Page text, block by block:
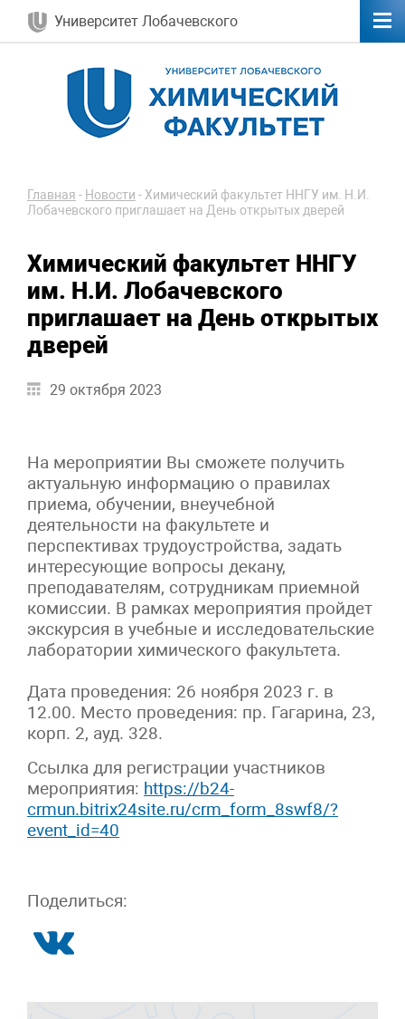
Университет Лобачевского
Главная - Новости - Химический факультет ННГУ им. Н.И.
Лобачевского приглашает на День открытых дверей
Химический факультет ННГУ
им. Н.И. Лобачевского
приглашает на День открытых
дверей
29 октября 2023
На мероприятии Вы сможете получить
актуальную информацию о правилах
приема, обучении, внеучебной
деятельности на факультете и
перспективах трудоустройства, задать
интересующие вопросы декану,
преподавателям, сотрудникам приемной
комиссии. В рамках мероприятия пройдет
экскурсия в учебные и исследовательские
лаборатории химического факультета.
Дата проведения: 26 ноября 2023 г. в
12.00. Место проведения: пр. Гагарина, 23,
корп. 2, ауд. 328.
Ссылка для регистрации участников
мероприятия: https://b24-
crmun.bitrix24site.ru/crm_form_8swf8/?
event_id=40
Поделиться: